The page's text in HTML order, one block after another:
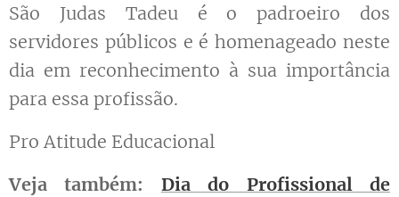
São Judas Tadeu é o padroeiro dos
servidores públicos e é homenageado neste
dia em reconhecimento à sua importância
para essa profissão.
Pro Atitude Educacional
Veja também: Dia do Profissional de